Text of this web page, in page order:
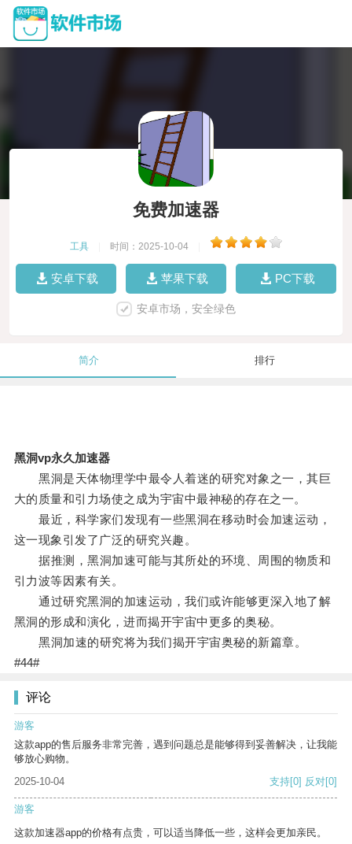
免费加速器
工具 时间：2025-10-04
安卓下载 苹果下载 PC下载
安卓市场，安全绿色
简介 排行
黑洞vp永久加速器
黑洞是天体物理学中最令人着迷的研究对象之一，其巨
大的质量和引力场使之成为宇宙中最神秘的存在之一。
最近，科学家们发现有一些黑洞在移动时会加速运动，
这一现象引发了广泛的研究兴趣。
据推测，黑洞加速可能与其所处的环境、周围的物质和
引力波等因素有关。
通过研究黑洞的加速运动，我们或许能够更深入地了解
黑洞的形成和演化，进而揭开宇宙中更多的奥秘。
黑洞加速的研究将为我们揭开宇宙奥秘的新篇章。
#44#
评论
游客
这款app的售后服务非常完善，遇到问题总是能够得到妥善解决，让我能
够放心购物。
2025-10-04
支持[0] 反对[0]
游客
这款加速器app的价格有点贵，可以适当降低一些，这样会更加亲民。